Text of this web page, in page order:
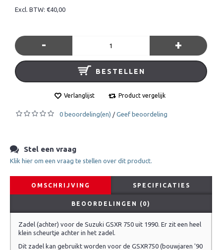
Excl. BTW: €40,00
- +
BESTELLEN
Verlanglijst Product vergelijk
0 beoordeling(en) / Geef beoordeling
Stel een vraag
Klik hier om een vraag te stellen over dit product.
OMSCHRIJVING SPECIFICATIES
BEOORDELINGEN (0)
Zadel (achter) voor de Suzuki GSXR 750 uit 1990. Er zit een heel
klein scheurtje achter in het zadel.
Dit zadel kan gebruikt worden voor de GSXR750 (bouwjaren '90